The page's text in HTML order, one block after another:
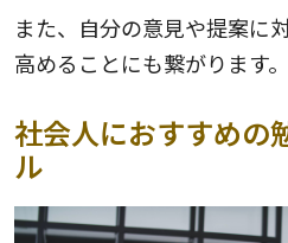
また、自分の意見や提案に
高めることにも繋がります。
社会人におすすめの
ル